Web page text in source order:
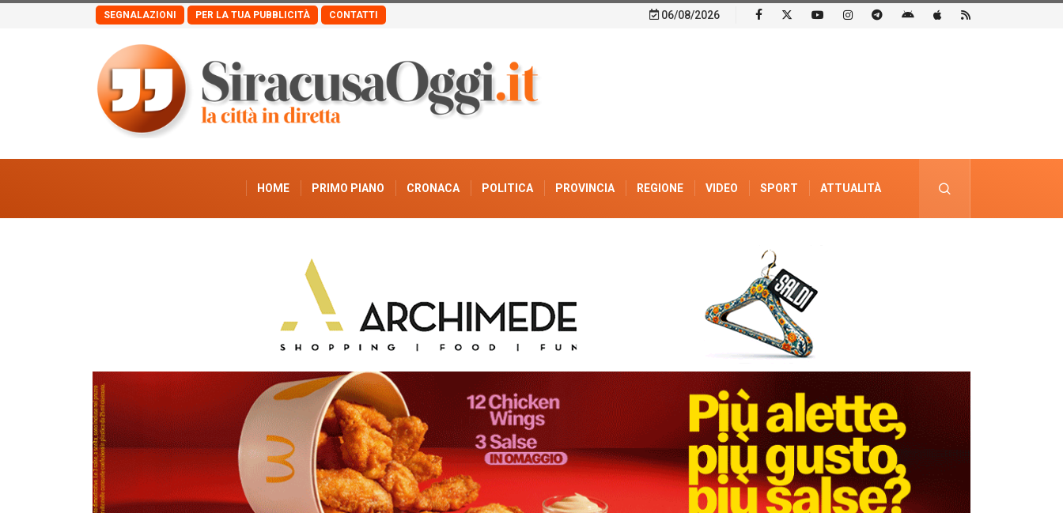
SEGNALAZIONI PER LA TUA PUBBLICITÀ CONTATTI 06/08/2026
HOME PRIMO PIANO CRONACA POLITICA PROVINCIA REGIONE VIDEO SPORT ATTUALITÀ
PUBBLICITÀ ELETTORALE